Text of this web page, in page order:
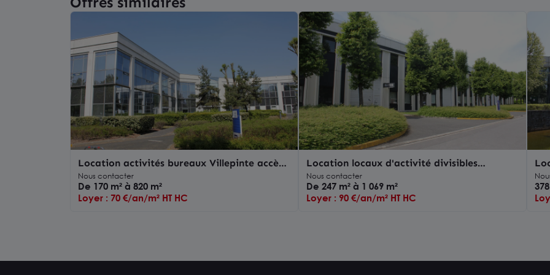
Location activités bureaux Villepinte accès
immédiat RER B et parkings
Nous contacter
De 170 m² à 820 m²
Loyer : 70 €/an/m² HT HC
Location locaux d'activité divisibles
Villepinte accès plain pied sécurisé
Nous contacter
De 247 m² à 1 069 m²
Loyer : 90 €/an/m² HT HC